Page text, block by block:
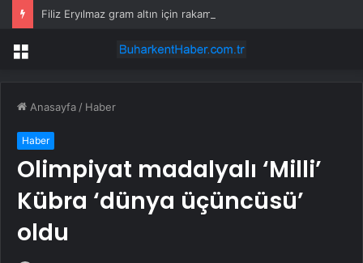
Menü
Anasayfa / Haber
Haber
Olimpiyat madalyalı ‘Milli’
Kübra ‘dünya üçüncüsü’
oldu